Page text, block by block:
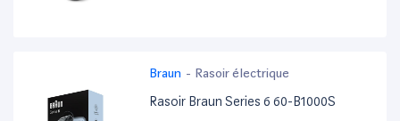
Braun - Rasoir électrique
Rasoir Braun Series 6 60-B1000S